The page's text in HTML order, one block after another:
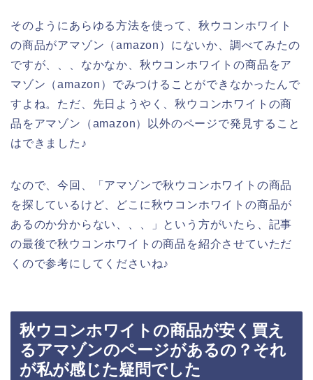
そのようにあらゆる方法を使って、秋ウコンホワイト
の商品がアマゾン（amazon）にないか、調べてみたの
ですが、、、なかなか、秋ウコンホワイトの商品をア
マゾン（amazon）でみつけることができなかったんで
すよね。ただ、先日ようやく、秋ウコンホワイトの商
品をアマゾン（amazon）以外のページで発見すること
はできました♪
なので、今回、「アマゾンで秋ウコンホワイトの商品
を探しているけど、どこに秋ウコンホワイトの商品が
あるのか分からない、、、」という方がいたら、記事
の最後で秋ウコンホワイトの商品を紹介させていただ
くので参考にしてくださいね♪
秋ウコンホワイトの商品が安く買え
るアマゾンのページがあるの？それ
が私が感じた疑問でした